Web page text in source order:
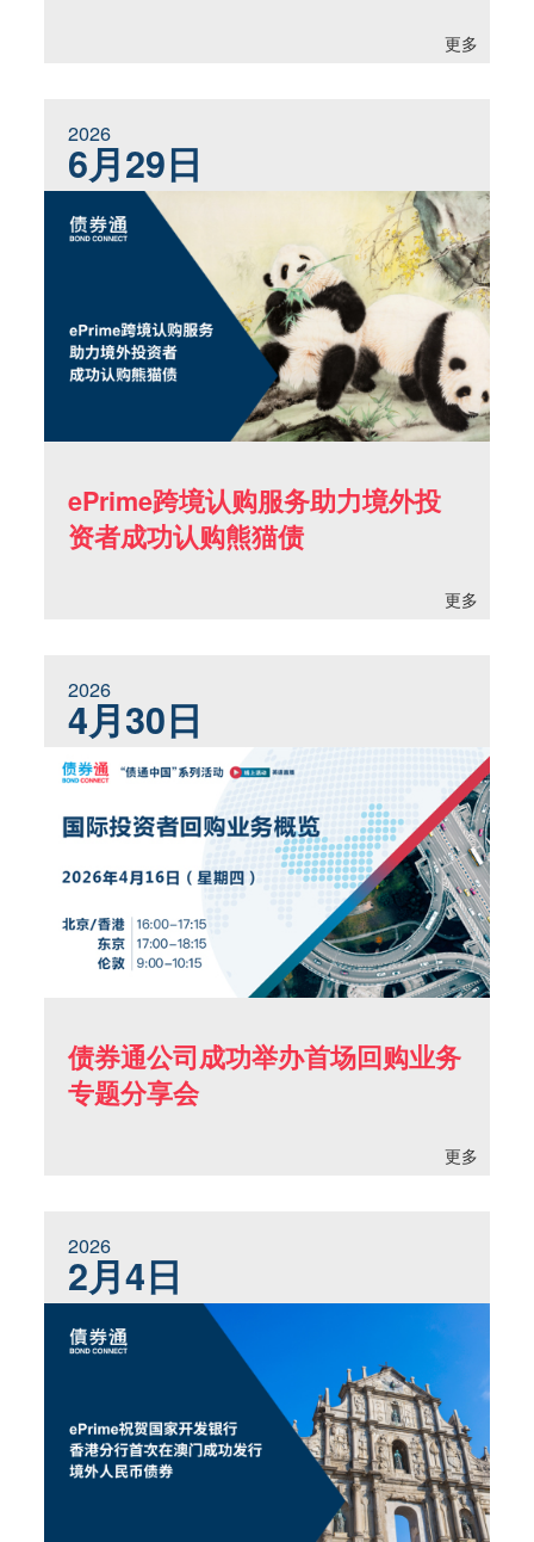
更多
2026
6月29日
ePrime跨境认购服务助力境外投
资者成功认购熊猫债
更多
2026
4月30日
债券通公司成功举办首场回购业务
专题分享会
更多
2026
2月4日